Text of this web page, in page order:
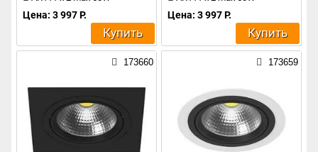
Цена: 3 997 Р.
Купить
Цена: 3 997 Р.
Купить
173660 173659